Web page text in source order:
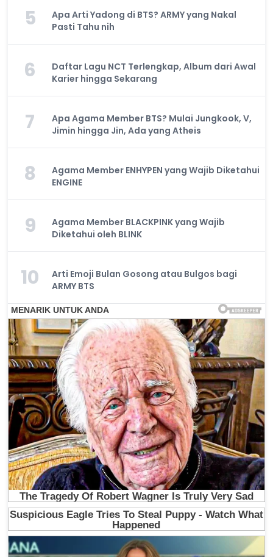
5
Apa Arti Yadong di BTS? ARMY yang Nakal
Pasti Tahu nih
6
Daftar Lagu NCT Terlengkap, Album dari Awal
Karier hingga Sekarang
7
Apa Agama Member BTS? Mulai Jungkook, V,
Jimin hingga Jin, Ada yang Atheis
8
Agama Member ENHYPEN yang Wajib Diketahui
ENGINE
9
Agama Member BLACKPINK yang Wajib
Diketahui oleh BLINK
10
Arti Emoji Bulan Gosong atau Bulgos bagi
ARMY BTS